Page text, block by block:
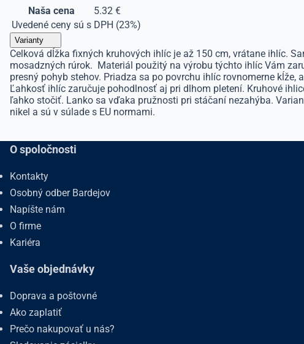
Naša cena
5.32 €
Uvedené ceny sú s DPH (23%)
Varianty
Celková dĺžka fixných kruhových ihlíc je až 150 cm, vrátane ihlíc.
mosadzných rúrok. Materiál použitý na výrobu týchto ihlíc Vám
presný pohyb stehov. Priadza sa po povrchu ihlíc rovnomerne
Ľahkosť ihlíc zaručuje pohodlnosť aj pri dlhom pletení. Kruhové
ľahko stočiť. Lanko sa vďaka pružnosti pri stáčaní nezahýba.
nikel a sú v súlade s EU normami.
O spoločnosti
Kontakty
Osobný odber Bardejov
Napíšte nám
O firme
Kariéra
Vaše objednávky
Doprava a poštovné
Ako zaplatiť
Prečo nakupovať u nás?